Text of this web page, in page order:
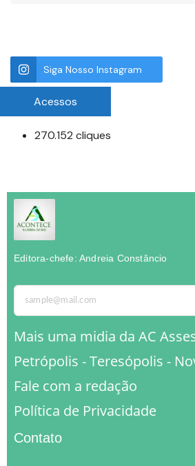
Siga Nosso Instagram
Acessos
270.152 cliques
Editora-chefe: Andreia Constâncio
Mais uma midia da AC
Petrópolis - Teresópolis -
Fale com a redação
Política de Privacidade
Contato